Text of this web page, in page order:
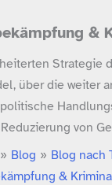
&
Strategie
über die weiter
von
Blog
Blog nach
&